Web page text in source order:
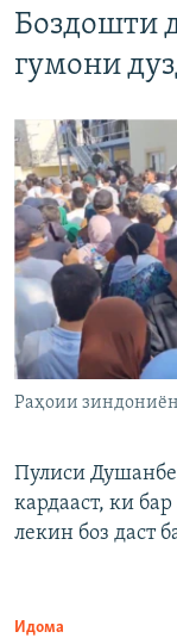
Боздошти
гумони
Раҳоии
Пулиси
кардааст, ки
лекин боз даст
Идома